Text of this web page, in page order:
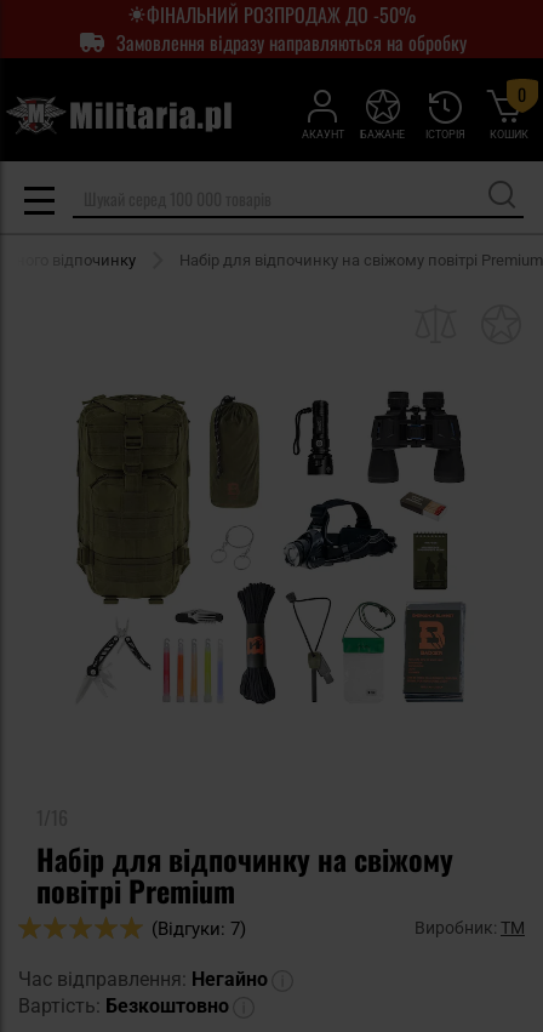
ФІНАЛЬНИЙ РОЗПРОДАЖ ДО -50%
Замовлення відразу направляються на обробку
АКАУНТ ІСТОРІЯ
БАЖАНЕ КОШИК
0
відпочинку Набір для відпочинку на свіжому повітрі Premium
Набір для відпочинку на свіжому
повітрі Premium
Оцінка:
(Відгуки: 7) Виробник: TM
Час відправлення: Негайно
Вартість: Безкоштовно